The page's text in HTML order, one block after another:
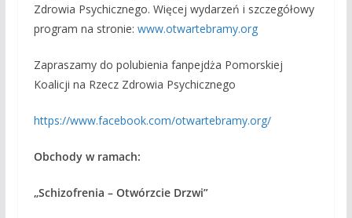
Zdrowia Psychicznego. Więcej wydarzeń i szczegółowy
program na stronie: www.otwartebramy.org
Zapraszamy do polubienia fanpejdża Pomorskiej
Koalicji na Rzecz Zdrowia Psychicznego
https://www.facebook.com/otwartebramy.org/
Obchody w ramach:
„Schizofrenia – Otwórzcie Drzwi”